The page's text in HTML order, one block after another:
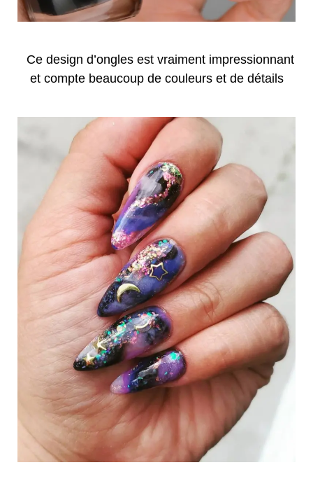
Ce design d’ongles est vraiment impressionnant
et compte beaucoup de couleurs et de détails